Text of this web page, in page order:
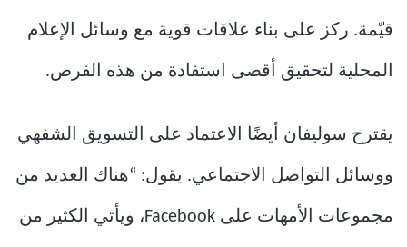
قيّمة. ركز على بناء علاقات قوية مع وسائل الإعلام
المحلية لتحقيق أقصى استفادة من هذه الفرص.
يقترح سوليفان أيضًا الاعتماد على التسويق الشفهي
ووسائل التواصل الاجتماعي. يقول: “هناك العديد من
مجموعات الأمهات على Facebook، ويأتي الكثير من